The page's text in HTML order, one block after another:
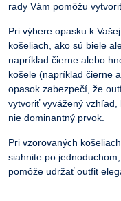
rady Vám pomôžu
Pri výbere opasku k
košeliach, ako sú biele
napríklad čierne alebo
košele (napríklad čierne
opasok zabezpečí, že
vytvoriť vyvážený vzhľad,
nie dominantný prvok.
Pri vzorovaných
siahnite po
pomôže udržať outfit